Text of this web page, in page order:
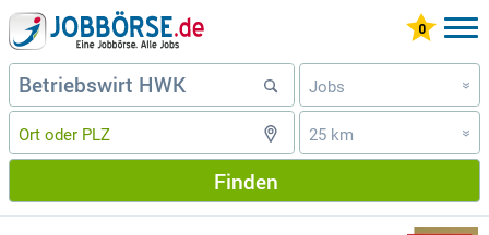
Jobs »
25 km »
Finden